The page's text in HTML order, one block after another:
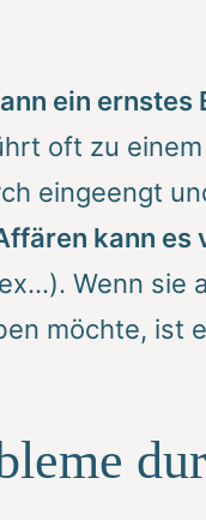
ein ernstes
oft zu einem
eingeengt
kann es
Wenn
möchte, ist